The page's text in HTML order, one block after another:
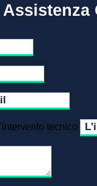
tecnico